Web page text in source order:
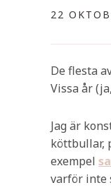
22
De flesta
Vissa år
Jag är
köttbullar,
exempel
varför inte